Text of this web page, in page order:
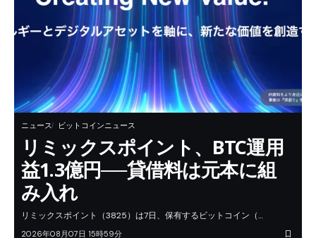
ニュース ビットコインニュース
リミックスポイント、BTC運用
益1.3億円──貸借料は元本に組
み入れ
リミックスポイント（3825）は7日、保有するビットコイン（…
2026年08月07日 15時59分